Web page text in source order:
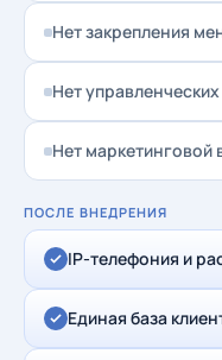
Нет закрепления
Нет
Нет маркетинговой
ПОСЛЕ ВНЕДРЕНИЯ
IP-телефония и
Единая база